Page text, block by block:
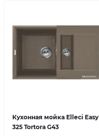
Кухонная мойка Elleci Easy
325 Tortora G43